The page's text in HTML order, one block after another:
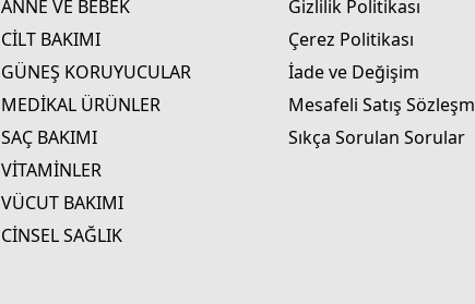
ANNE VE BEBEK
CİLT BAKIMI
GÜNEŞ KORUYUCULAR
MEDİKAL ÜRÜNLER
SAÇ BAKIMI
VİTAMİNLER
VÜCUT BAKIMI
CİNSEL SAĞLIK
Gizlilik Politikası
Çerez Politikası
İade ve Değişim
Mesafeli Satış
Sıkça Sorulan Sorular